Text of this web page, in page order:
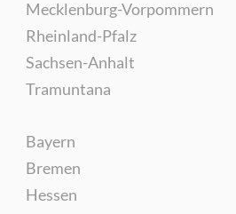
Mecklenburg-Vorpommern
Rheinland-Pfalz
Sachsen-Anhalt
Tramuntana
Bayern
Bremen
Hessen